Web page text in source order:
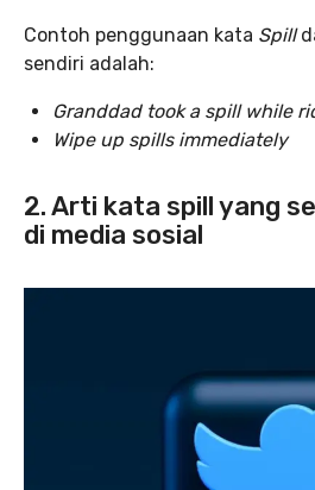
Contoh penggunaan kata Spill
sendiri adalah:
Granddad took a spill while
Wipe up spills immediately
2. Arti kata spill yang
di media sosial